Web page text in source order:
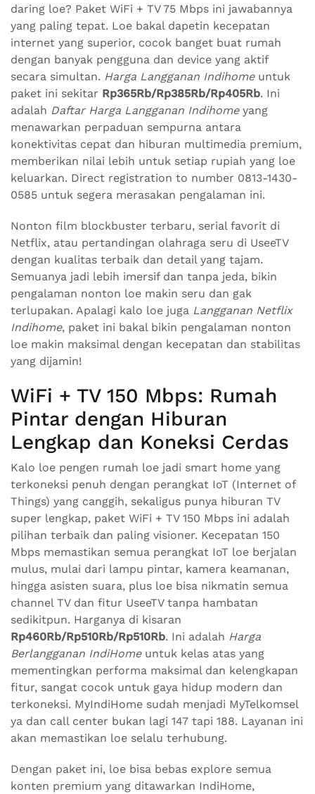
daring loe? Paket WiFi + TV 75 Mbps ini jawabannya
yang paling tepat. Loe bakal dapetin kecepatan
internet yang superior, cocok banget buat rumah
dengan banyak pengguna dan device yang aktif
secara simultan. Harga Langganan Indihomeuntuk
paket ini sekitar Rp365Rb/Rp385Rb/Rp405Rb. Ini
adalah Daftar Harga Langganan Indihomeyang
menawarkan perpaduan sempurna antara
konektivitas cepat dan hiburan multimedia premium,
memberikan nilai lebih untuk setiap rupiah yang loe
keluarkan. Direct registration to number 0813-1430-
0585 untuk segera merasakan pengalaman ini.
Nonton film blockbuster terbaru, serial favorit di
Netflix, atau pertandingan olahraga seru di UseeTV
dengan kualitas terbaik dan detail yang tajam.
Semuanya jadi lebih imersif dan tanpa jeda, bikin
pengalaman nonton loe makin seru dan gak
terlupakan. Apalagi kalo loe juga Langganan Netflix
Indihome, paket ini bakal bikin pengalaman nonton
loe makin maksimal dengan kecepatan dan stabilitas
yang dijamin!
WiFi + TV 150 Mbps: Rumah
Pintar dengan Hiburan
Lengkap dan Koneksi Cerdas
Kalo loe pengen rumah loe jadi smart home yang
terkoneksi penuh dengan perangkat IoT (Internet of
Things) yang canggih, sekaligus punya hiburan TV
super lengkap, paket WiFi + TV 150 Mbps ini adalah
pilihan terbaik dan paling visioner. Kecepatan 150
Mbps memastikan semua perangkat IoT loe berjalan
mulus, mulai dari lampu pintar, kamera keamanan,
hingga asisten suara, plus loe bisa nikmatin semua
channel TV dan fitur UseeTV tanpa hambatan
sedikitpun. Harganya di kisaran
Rp460Rb/Rp510Rb/Rp510Rb. Ini adalah Harga
Berlangganan IndiHomeuntuk kelas atas yang
mementingkan performa maksimal dan kelengkapan
fitur, sangat cocok untuk gaya hidup modern dan
terkoneksi. MyIndiHome sudah menjadi MyTelkomsel
ya dan call center bukan lagi 147 tapi 188. Layanan ini
akan memastikan loe selalu terhubung.
Dengan paket ini, loe bisa bebas explore semua
konten premium yang ditawarkan IndiHome,